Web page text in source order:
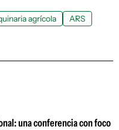
agrícola
ARS
una conferencia con foco